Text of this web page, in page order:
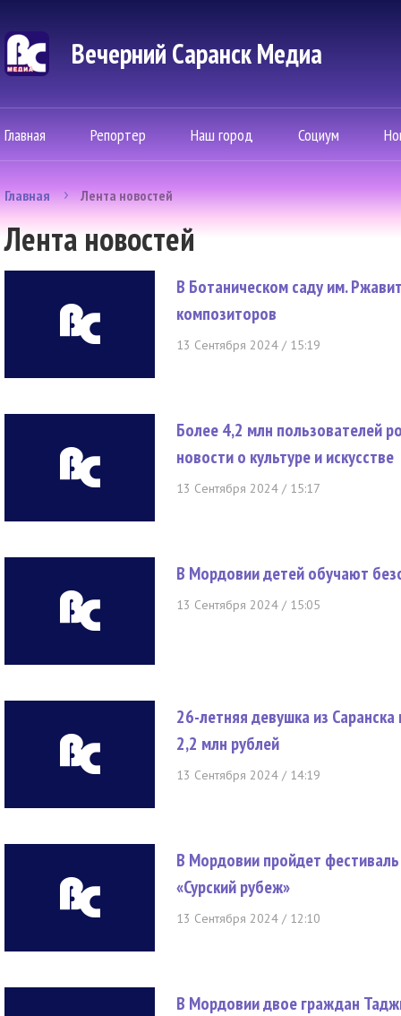
Вечерний Саранск Mедиа
Главная Репортер Наш город Социум
Главная Лента новостей
Лента новостей
В Ботаническом саду им.
композиторов
13 Сентября 2024 / 15:19
Более 4,2 млн пользователей
новости о культуре и искусстве
13 Сентября 2024 / 15:17
В Мордовии детей обучают
13 Сентября 2024 / 15:05
26-летняя девушка из
2,2 млн рублей
13 Сентября 2024 / 14:19
В Мордовии пройдет
«Сурский рубеж»
13 Сентября 2024 / 12:10
В Мордовии двое граждан